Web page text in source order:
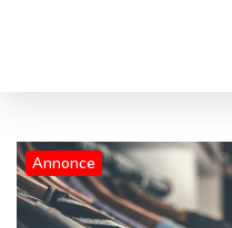
arbejdsmiljøer
Annonce